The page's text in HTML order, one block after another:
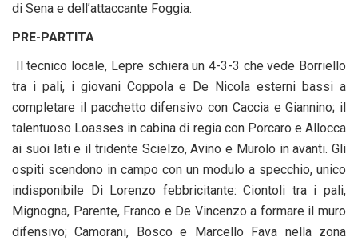
di Sena e dell’attaccante Foggia.
PRE-PARTITA
Il tecnico locale, Lepre schiera un 4-3-3 che vede Borriello
tra i pali, i giovani Coppola e De Nicola esterni bassi a
completare il pacchetto difensivo con Caccia e Giannino; il
talentuoso Loasses in cabina di regia con Porcaro e Allocca
ai suoi lati e il tridente Scielzo, Avino e Murolo in avanti. Gli
ospiti scendono in campo con un modulo a specchio, unico
indisponibile Di Lorenzo febbricitante: Ciontoli tra i pali,
Mignogna, Parente, Franco e De Vincenzo a formare il muro
difensivo; Camorani, Bosco e Marcello Fava nella zona